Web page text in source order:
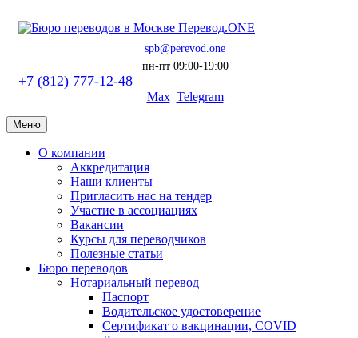
spb@perevod.one
пн-пт 09:00-19:00
+7 (812) 777-12-48
Max Telegram
Меню
О компании
Аккредитация
Наши клиенты
Пригласить нас на тендер
Участие в ассоциациях
Вакансии
Курсы для переводчиков
Полезные статьи
Бюро переводов
Нотариальный перевод
Паспорт
Водительское удостоверение
Сертификат о вакцинации, COVID